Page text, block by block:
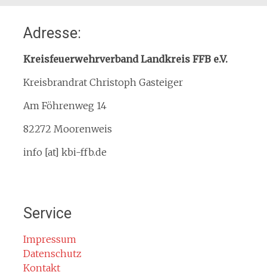
Organisation
Kreisfeuerwehrverband
Kreisbrandinspektion
Service
Rauchmelder
Rettungsgasse
Gefahr durch Kohlenmonoxid
Adresse:
Kreisfeuerwehrverband Landkreis FFB e.V.
Kreisbrandrat Christoph Gasteiger
Am Föhrenweg 14
82272 Moorenweis
info [at] kbi-ffb.de
Service
Impressum
Datenschutz
Kontakt